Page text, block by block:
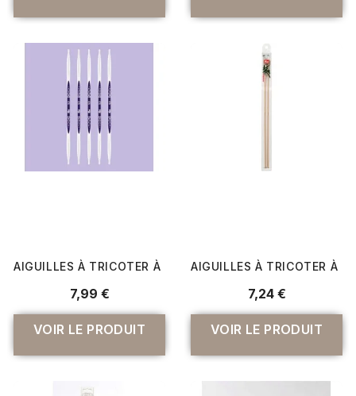
AIGUILLES À TRICOTER À 2 POINTES PRYM
7,99 €
VOIR LE PRODUIT
AIGUILLES À TRICOTER À
7,24 €
VOIR LE PRODUIT